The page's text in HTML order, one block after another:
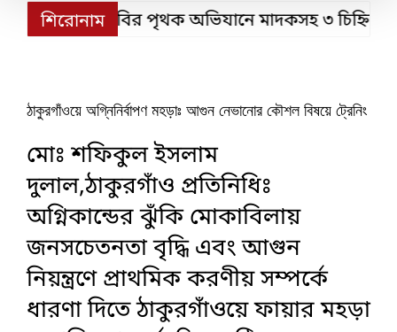
শিরোনাম
শ্রীমঙ্গলে ডিবির পৃথক অভিযানে মাদকসহ ৩ চিহ্নিত
ঠাকুরগাঁওয়ে অগ্নিনির্বাপণ মহড়াঃ আগুন নেভানোর কৌশল বিষয়ে ট্রেনিং
মোঃ শফিকুল ইসলাম
দুলাল,ঠাকুরগাঁও প্রতিনিধিঃ
অগ্নিকান্ডের ঝুঁকি মোকাবিলায়
জনসচেতনতা বৃদ্ধি এবং আগুন
নিয়ন্ত্রণে প্রাথমিক করণীয় সম্পর্কে
ধারণা দিতে ঠাকুরগাঁওয়ে ফায়ার মহড়া